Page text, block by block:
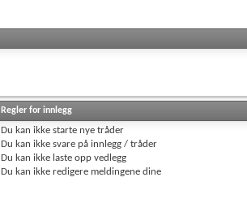
Regler for innlegg
Du kan ikke starte nye tråder
Du kan ikke svare på innlegg / tråder
Du kan ikke laste opp vedlegg
Du kan ikke redigere meldingene dine